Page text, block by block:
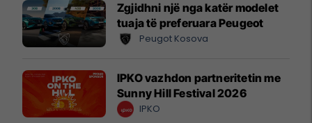
Zgjidhni një nga katër modelet
tuaja të preferuara Peugeot
Peugot Kosova
IPKO vazhdon partneritetin me
Sunny Hill Festival 2026
IPKO